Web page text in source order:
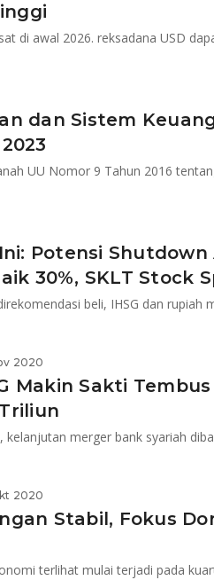
dan Sistem
Potensi Shutdown
30%, SKLT Stock
Makin Sakti Tembus
2020
Stabil, Fokus
terlihat mulai terjadi pada
2020